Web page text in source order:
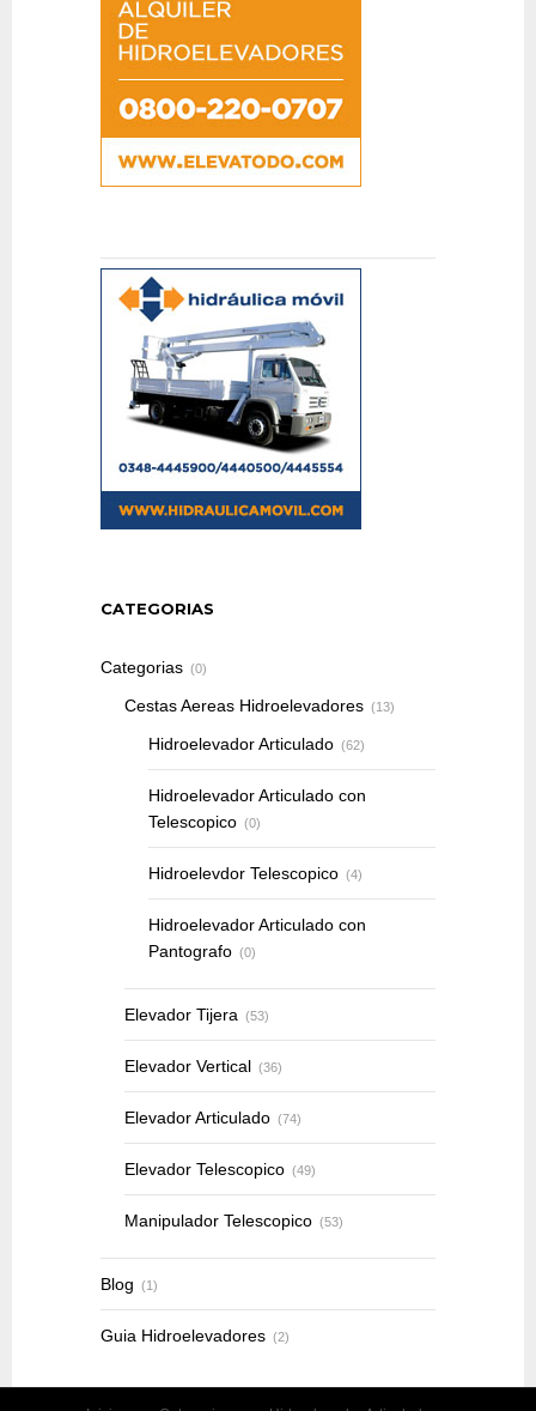
CATEGORIAS
Categorias (0)
Cestas Aereas Hidroelevadores (13)
Hidroelevador Articulado (62)
Hidroelevador Articulado con
Telescopico (0)
Hidroelevdor Telescopico (4)
Hidroelevador Articulado con
Pantografo (0)
Elevador Tijera (53)
Elevador Vertical (36)
Elevador Articulado (74)
Elevador Telescopico (49)
Manipulador Telescopico (53)
Blog (1)
Guia Hidroelevadores (2)